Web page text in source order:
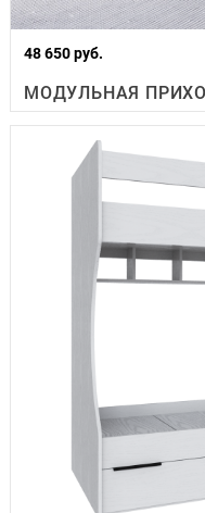
48 650 руб.
МОДУЛЬНАЯ